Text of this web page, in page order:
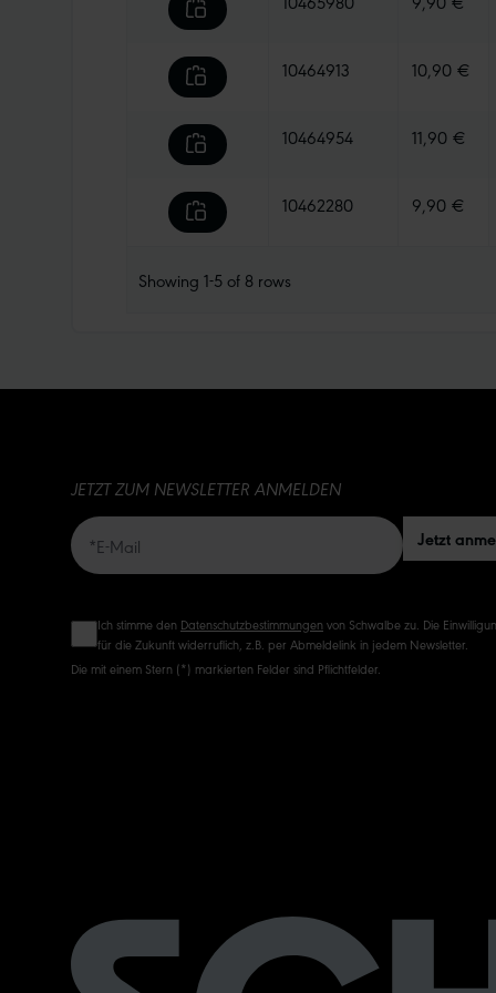
10464913 10,90 €
10464954 11,90 €
10462280 9,90 €
Showing 1-5of 8 rows
JETZT ZUM NEWSLETTER ANMELDEN
Jetzt
Ich stimme den Datenschutzbestimmungen von Schwalbe zu. Die
für die Zukunft widerruflich, z.B. per Abmeldelink in jedem Newsletter.
Die mit einem Stern (*) markierten Felder sind Pflichtfelder.